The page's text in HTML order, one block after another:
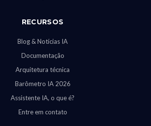
RECURSOS
Blog & Notícias IA
Documentação
Arquitetura técnica
Barômetro IA 2026
Assistente IA, o que é?
Entre em contato